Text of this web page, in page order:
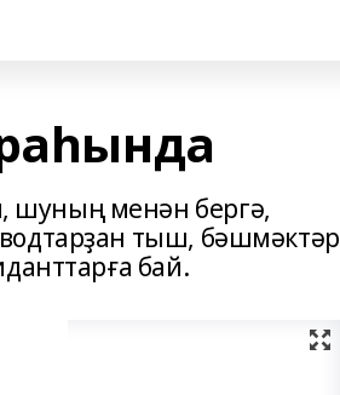
шуның менән бергә,
тыш, бәшмәктәр
бай.